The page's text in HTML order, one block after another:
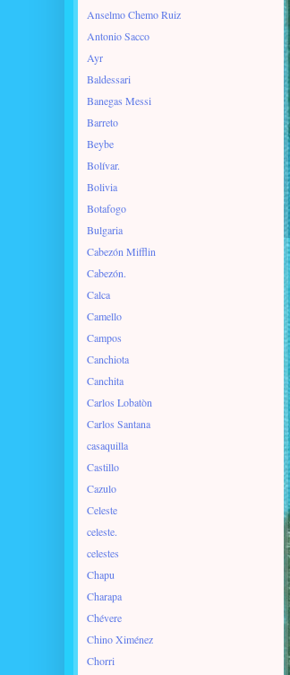
Anselmo Chemo Ruiz
Antonio Sacco
Ayr
Baldessari
Banegas Messi
Barreto
Beybe
Bolívar.
Bolivia
Botafogo
Bulgaria
Cabezón Mifflin
Cabezón.
Calca
Camello
Campos
Canchiota
Canchita
Carlos Lobatòn
Carlos Santana
casaquilla
Castillo
Cazulo
Celeste
celeste.
celestes
Chapu
Charapa
Chévere
Chino Ximénez
Chorri